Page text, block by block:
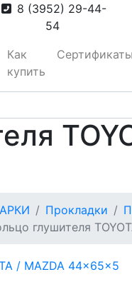
8 (3952) 29-44-
54
Как
купить
Сертификаты
Прокладки
глушителя